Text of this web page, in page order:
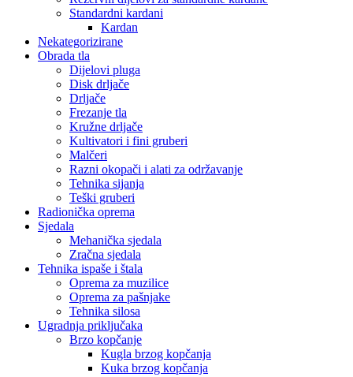
Standardni kardani
Kardan
Nekategorizirane
Obrada tla
Dijelovi pluga
Disk drljače
Drljače
Frezanje tla
Kružne drljače
Kultivatori i fini gruberi
Malčeri
Razni okopači i alati za održavanje
Tehnika sijanja
Teški gruberi
Radionička oprema
Sjedala
Mehanička sjedala
Zračna sjedala
Tehnika ispaše i štala
Oprema za muzilice
Oprema za pašnjake
Tehnika silosa
Ugradnja priključaka
Brzo kopčanje
Kugla brzog kopčanja
Kuka brzog kopčanja